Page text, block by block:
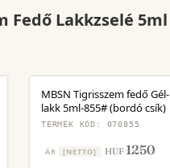
Fedő Lakkzselé 5ml
MBSN Tigrisszem fedő Gél-
lakk 5ml-855# (bordó csík)
TERMÉK KÓD: 070855
ÁR [NETTO] HUF1250